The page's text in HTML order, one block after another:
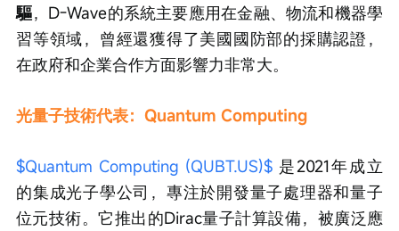
驅，D-Wave的系統主要應用在金融、物流和機器學
習等領域，曾經還獲得了美國國防部的採購認證，
在政府和企業合作方面影響力非常大。
光量子技術代表：Quantum Computing
$Quantum Computing (QUBT.US)$ 是2021年成立
的集成光子學公司，專注於開發量子處理器和量子
位元技術。它推出的Dirac量子計算設備，被廣泛應